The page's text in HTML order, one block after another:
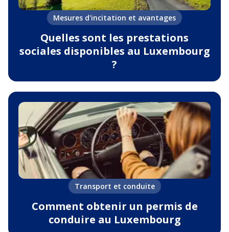
Mesures d'incitation et avantages
Quelles sont les prestations
sociales disponibles au Luxembourg
?
Transport et conduite
Comment obtenir un permis de
conduire au Luxembourg